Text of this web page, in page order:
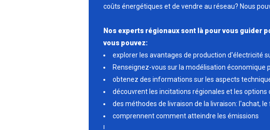
coûts énergétiques et de vendre au réseau? Nous
Nos experts régionaux sont là pour vous guider
vous pouvez:
explorer les avantages de production d'électricité
Renseignez-vous sur la modélisation économique
obtenez des informations sur les aspects
découvrent les incitations régionales et les
des méthodes de livraison de la livraison: l'achat,
comprennent comment atteindre les émissions
!